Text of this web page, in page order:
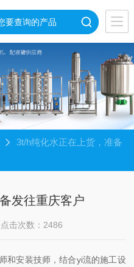
3t/h纯化水正在上货，准备
发往重庆客户
点击次数：2486
和安装技师，结合yi流的施工设